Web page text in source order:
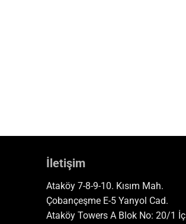
İletişim
Ataköy 7-8-9-10. Kısım Mah.
Çobançeşme E-5 Yanyol Cad.
Ataköy Towers A Blok No: 20/1 İç